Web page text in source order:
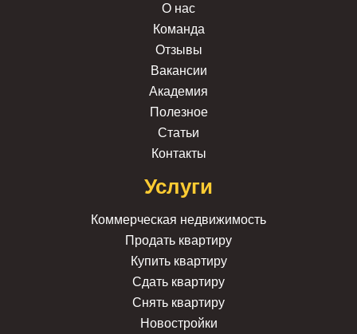
О нас
Команда
Отзывы
Вакансии
Академия
Полезное
Статьи
Контакты
Услуги
Коммерческая недвижимость
Продать квартиру
Купить квартиру
Сдать квартиру
Снять квартиру
Новостройки